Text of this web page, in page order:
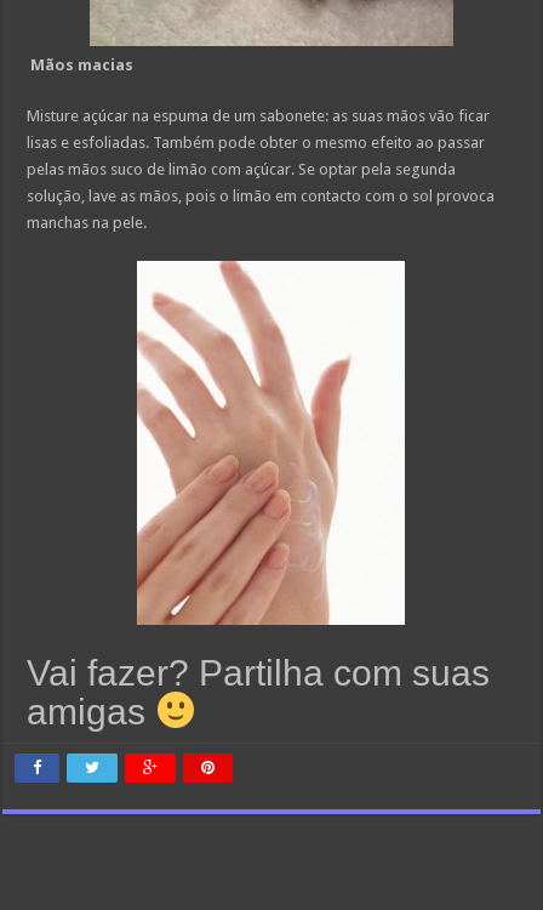
Mãos macias
Misture açúcar na espuma de um sabonete: as suas mãos vão ficar
lisas e esfoliadas. Também pode obter o mesmo efeito ao passar
pelas mãos suco de limão com açúcar. Se optar pela segunda
solução, lave as mãos, pois o limão em contacto com o sol provoca
manchas na pele.
Vai fazer? Partilha com suas
amigas